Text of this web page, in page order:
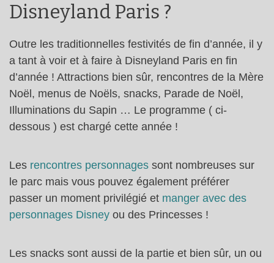
Disneyland Paris ?
Outre les traditionnelles festivités de fin d’année, il y
a tant à voir et à faire à Disneyland Paris en fin
d’année ! Attractions bien sûr, rencontres de la Mère
Noël, menus de Noëls, snacks, Parade de Noël,
Illuminations du Sapin … Le programme ( ci-
dessous ) est chargé cette année !
Les rencontres personnages sont nombreuses sur
le parc mais vous pouvez également préférer
passer un moment privilégié et manger avec des
personnages Disney ou des Princesses !
Les snacks sont aussi de la partie et bien sûr, un ou